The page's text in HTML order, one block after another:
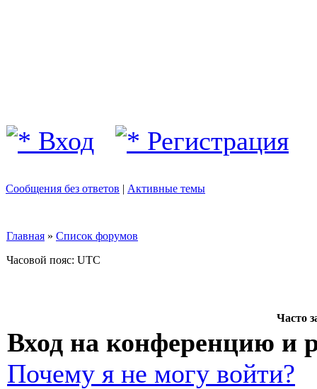
Вход Регистрация
Сообщения без ответов | Активные темы
Главная » Список форумов
Часовой пояс: UTC
Часто
Вход на конференцию и
Почему я не могу войти?